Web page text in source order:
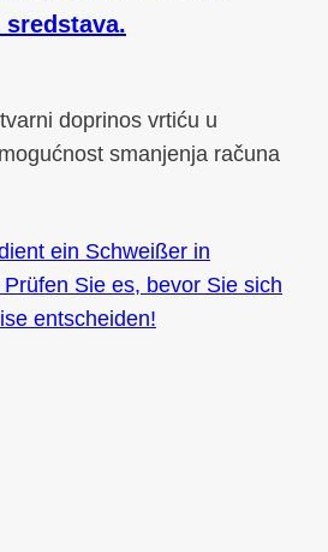
doprinos vrtiću u
smanjenja računa